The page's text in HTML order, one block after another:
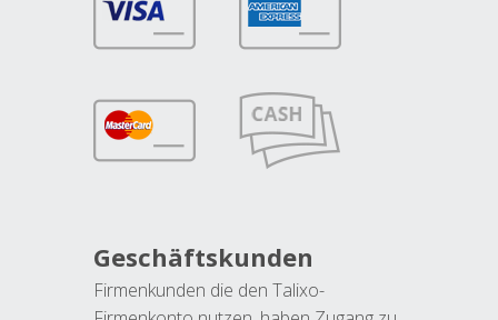
Geschäftskunden
Firmenkunden die den Talixo-